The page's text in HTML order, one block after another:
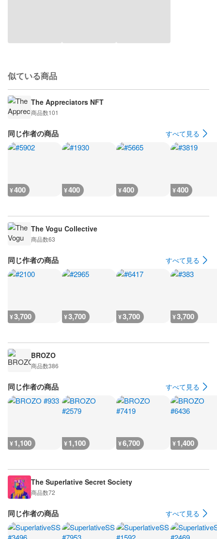
似ている商品
The Appreciators NFT
商品数101
同じ作者の商品 すべて見る
¥400 ¥400 ¥400 ¥400
The Vogu Collective
商品数63
同じ作者の商品 すべて見る
¥3,700 ¥3,700 ¥3,700 ¥3,700
BROZO
商品数386
同じ作者の商品 すべて見る
¥1,100 ¥1,100 ¥6,700 ¥1,400
The Superlative Secret Society
商品数72
同じ作者の商品 すべて見る